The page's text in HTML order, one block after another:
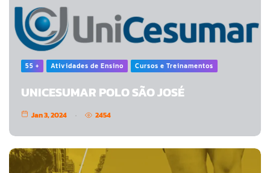
55 + Atividades de Ensino Cursos e Treinamentos
UNICESUMAR POLO SÃO JOSÉ
Jan 3, 2024 2454